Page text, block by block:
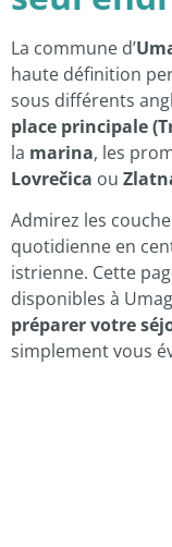
La commune d’
haute définition
sous différents
place principale
la marina, les
Lovrečica ou
Admirez les
quotidienne en
istrienne. Cette
disponibles à
préparer votre
simplement vous